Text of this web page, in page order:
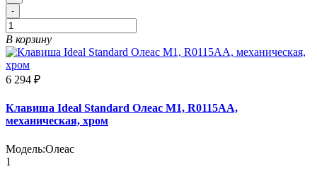
-
В корзину
6 294 ₽
Клавиша Ideal Standard Олеас M1, R0115AA,
механическая, хром
Модель:Олеас
1